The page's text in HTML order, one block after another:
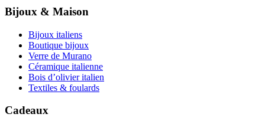
Bijoux & Maison
Bijoux italiens
Boutique bijoux
Verre de Murano
Céramique italienne
Bois d’olivier italien
Textiles & foulards
Cadeaux